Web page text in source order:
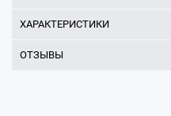
ХАРАКТЕРИСТИКИ
ОТЗЫВЫ